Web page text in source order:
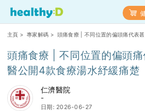
主頁 > 專家解碼 > 頭痛食療 | 不同位置的偏頭痛代表甚麼？中醫公開4款食療湯水
頭痛食療 | 不同位置的偏頭
醫公開4款食療湯水紓緩痛楚
仁濟醫院
-
日期: 2026-06-27